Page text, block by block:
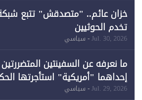
خزان عائم.. "متصدقش" تتبع
تخدم الحوثيين
Jul. 30, 2026- سياسي
ما نعرفه عن السفينتين
إحداهما "أمريكية" استأجرتها
احتياجات الطاقة
Jul. 29, 2026- سياسي